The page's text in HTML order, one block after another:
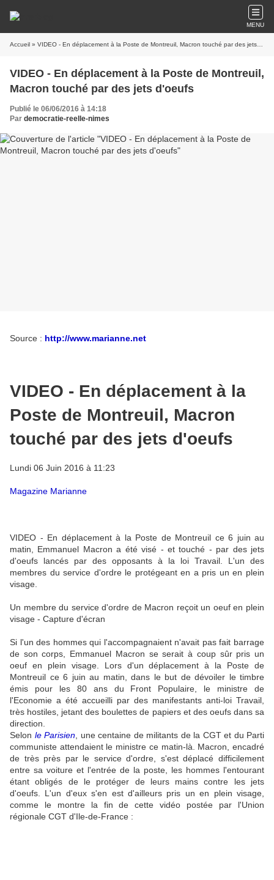
MENU
Accueil » VIDEO - En déplacement à la Poste de Montreuil, Macron touché par des jets d'oeufs
VIDEO - En déplacement à la Poste de Montreuil,
Macron touché par des jets d'oeufs
Publié le 06/06/2016 à 14:18
Par democratie-reelle-nimes
Source : http://www.marianne.net
VIDEO - En déplacement à la
Poste de Montreuil, Macron
touché par des jets d'oeufs
Lundi 06 Juin 2016 à 11:23
Magazine Marianne
VIDEO - En déplacement à la Poste de Montreuil ce 6 juin au
matin, Emmanuel Macron a été visé - et touché - par des jets
d'oeufs lancés par des opposants à la loi Travail. L'un des
membres du service d'ordre le protégeant en a pris un en plein
visage.
Un membre du service d'ordre de Macron reçoit un oeuf en plein
visage - Capture d'écran
Si l'un des hommes qui l'accompagnaient n'avait pas fait barrage
de son corps, Emmanuel Macron se serait à coup sûr pris un
oeuf en plein visage. Lors d'un déplacement à la Poste de
Montreuil ce 6 juin au matin, dans le but de dévoiler le timbre
émis pour les 80 ans du Front Populaire, le ministre de
l'Economie a été accueilli par des manifestants anti-loi Travail,
très hostiles, jetant des boulettes de papiers et des oeufs dans sa
direction.
Selon le Parisien , une centaine de militants de la CGT et du Parti
communiste attendaient le ministre ce matin-là. Macron, encadré
de très près par le service d'ordre, s'est déplacé difficilement
entre sa voiture et l'entrée de la poste, les hommes l'entourant
étant obligés de le protéger de leurs mains contre les jets
d'oeufs. L'un d'eux s'en est d'ailleurs pris un en plein visage,
comme le montre la fin de cette vidéo postée par l'Union
régionale CGT d'Ile-de-France :